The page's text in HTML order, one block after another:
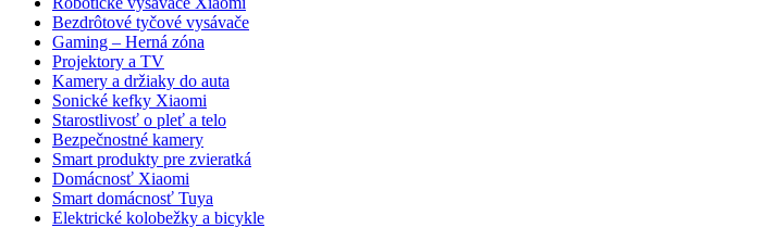
Bezdrôtové tyčové vysávače
Gaming – Herná zóna
Projektory a TV
Kamery a držiaky do auta
Sonické kefky Xiaomi
Starostlivosť o pleť a telo
Bezpečnostné kamery
Smart produkty pre zvieratká
Domácnosť Xiaomi
Smart domácnosť Tuya
Elektrické kolobežky a bicykle